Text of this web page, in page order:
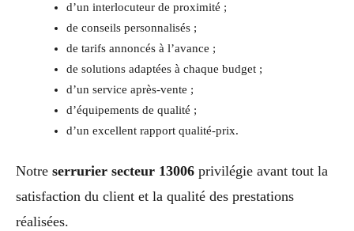
d’un interlocuteur de proximité ;
de conseils personnalisés ;
de tarifs annoncés à l’avance ;
de solutions adaptées à chaque budget ;
d’un service après-vente ;
d’équipements de qualité ;
d’un excellent rapport qualité-prix.
Notre serrurier secteur 13006 privilégie avant tout la
satisfaction du client et la qualité des prestations
réalisées.